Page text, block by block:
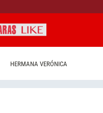
HERMANA VERÓNICA